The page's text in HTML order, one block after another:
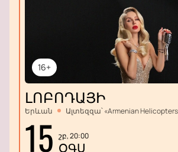
16+
ԼՈԲՈԴԱՅԻ
Երևան Ալտեզզա՝ «Armenian
15 շբ, 20:00
ՕԳՍ